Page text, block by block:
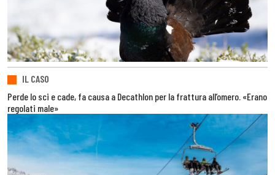
IL CASO
Perde lo sci e cade, fa causa a Decathlon per la frattura all’omero. «Erano
regolati male»